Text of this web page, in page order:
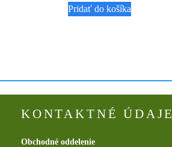
bola:
€ 3.90.
je:
€ 3.00.
Pridať do košíka
KONTAKTNÉ ÚDAJE
Obchodné oddelenie